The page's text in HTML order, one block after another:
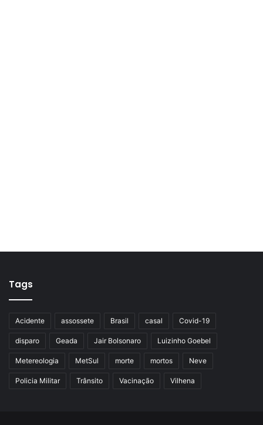
Tags
Acidente assossete Brasil casal Covid-19
disparo Geada Jair Bolsonaro Luizinho Goebel
Metereologia MetSul morte mortos Neve
Policia Militar Trânsito Vacinação Vilhena